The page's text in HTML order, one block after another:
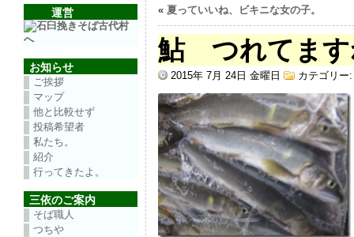
運営
お知らせ
ご挨拶
マップ
他と比較せず
投稿希望者
私たち。
紹介
行ってきたよ。
三依のご案内
そば職人
つちや
« 夏っていいね、ビキニな女の子。
鮎 つれてます
2015年 7月 24日 金曜日 カテゴリ